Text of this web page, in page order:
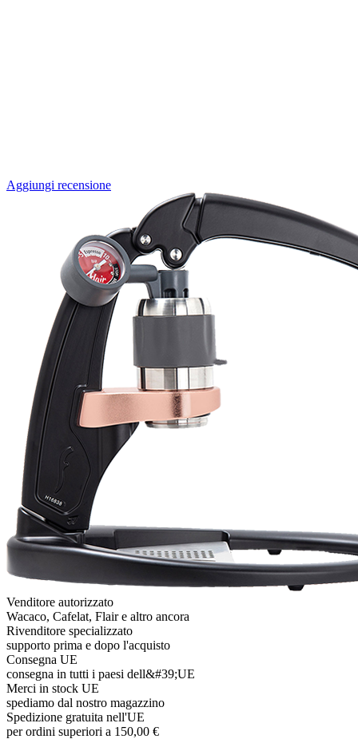
Aggiungi recensione
Venditore autorizzato
Wacaco, Cafelat, Flair e altro ancora
Rivenditore specializzato
supporto prima e dopo l'acquisto
Consegna UE
consegna in tutti i paesi dell&#39;UE
Merci in stock UE
spediamo dal nostro magazzino
Spedizione gratuita nell'UE
per ordini superiori a 150,00 €